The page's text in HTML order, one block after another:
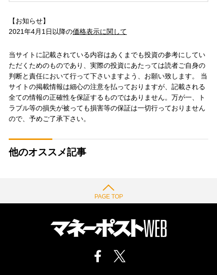
【お知らせ】
2021年4月1日以降の価格表示に関して
当サイトに記載されている内容はあくまでも投資の参考にしてい
ただくためのものであり、実際の投資にあたっては読者ご自身の
判断と責任において行って下さいますよう、お願い致します。 当
サイトの掲載情報は細心の注意を払っておりますが、記載される
全ての情報の正確性を保証するものではありません。万が一、ト
ラブル等の損失が被っても損害等の保証は一切行っておりません
ので、予めご了承下さい。
他のオススメ記事
PAGE TOP